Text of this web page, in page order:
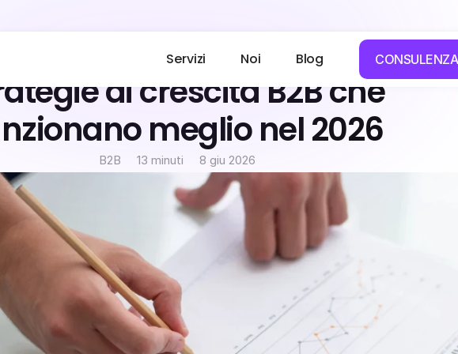
Servizi Noi Blog
di crescita B2B che
meglio nel 2026
B2B 13 minuti 8 giu 2026